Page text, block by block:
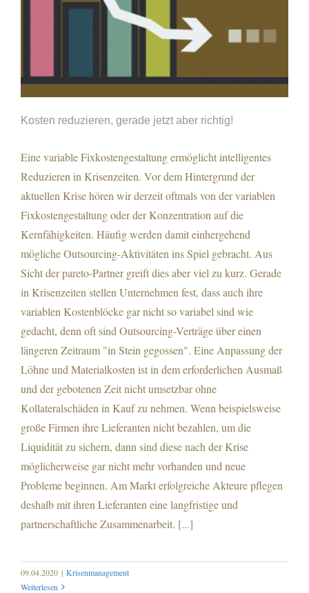
Kosten reduzieren, gerade jetzt aber richtig!
Kosten reduzieren, gerade jetzt aber richtig!
Eine variable Fixkostengestaltung ermöglicht intelligentes
Reduzieren in Krisenzeiten. Vor dem Hintergrund der
aktuellen Krise hören wir derzeit oftmals von der variablen
Fixkostengestaltung oder der Konzentration auf die
Kernfähigkeiten. Häufig werden damit einhergehend
mögliche Outsourcing-Aktivitäten ins Spiel gebracht. Aus
Sicht der pareto-Partner greift dies aber viel zu kurz. Gerade
in Krisenzeiten stellen Unternehmen fest, dass auch ihre
variablen Kostenblöcke gar nicht so variabel sind wie
gedacht, denn oft sind Outsourcing-Verträge über einen
längeren Zeitraum "in Stein gegossen". Eine Anpassung der
Löhne und Materialkosten ist in dem erforderlichen Ausmaß
und der gebotenen Zeit nicht umsetzbar ohne
Kollateralschäden in Kauf zu nehmen. Wenn beispielsweise
große Firmen ihre Lieferanten nicht bezahlen, um die
Liquidität zu sichern, dann sind diese nach der Krise
möglicherweise gar nicht mehr vorhanden und neue
Probleme beginnen. Am Markt erfolgreiche Akteure pflegen
deshalb mit ihren Lieferanten eine langfristige und
partnerschaftliche Zusammenarbeit. [...]
09.04.2020 | Krisenmanagement
Weiterlesen